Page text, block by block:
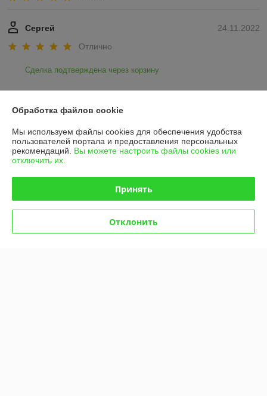
24.11.2022
Сергей
Отлично
Сделка подтверждена через корзину
О нас
Обработка файлов cookie
Мы используем файлы cookies для обеспечения удобства
пользователей портала и предоставления персональных
рекомендаций. Вы можете настроить файлы cookies или
отключить их.
Принять
Отклонить